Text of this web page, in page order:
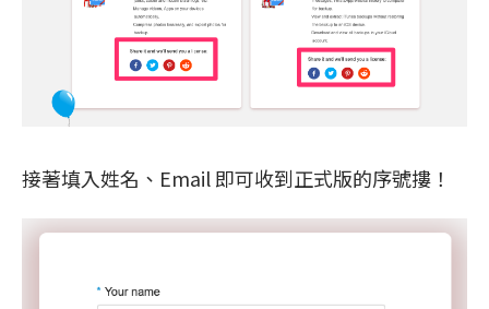
接著填入姓名、Email 即可收到正式版的序號摟！